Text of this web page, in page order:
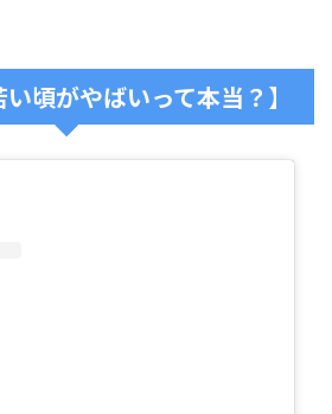
い頃がやばいって本当？】